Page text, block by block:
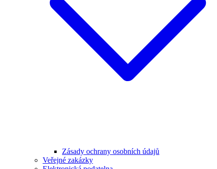
Zásady ochrany osobních údajů
Veřejné zakázky